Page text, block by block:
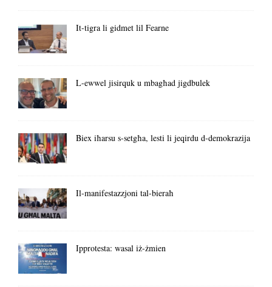
It-tigra li gidmet lil Fearne
L-ewwel jisirquk u mbagħad jigdbulek
Biex iħarsu s-setgħa, lesti li jeqirdu d-demokrazija
Il-manifestazzjoni tal-bieraħ
Ipprotesta: wasal iż-żmien